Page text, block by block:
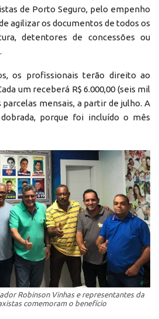
de Porto Seguro, pelo empenho
agilizar os documentos de todos os
detentores de concessões ou
os profissionais terão direito ao
um receberá R$ 6.000,00 (seis mil
parcelas mensais, a partir de julho. A
porque foi incluído o mês
Robinson Vinhas e representantes da
comemoram o benefício